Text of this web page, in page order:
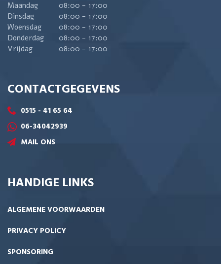
Maandag
08:00 - 17:00
Dinsdag
08:00 - 17:00
Woensdag
08:00 - 17:00
Donderdag
08:00 - 17:00
Vrijdag
08:00 - 17:00
CONTACTGEGEVENS
0515 - 41 65 64
06-34042939
MAIL ONS
HANDIGE LINKS
ALGEMENE VOORWAARDEN
PRIVACY POLICY
SPONSORING